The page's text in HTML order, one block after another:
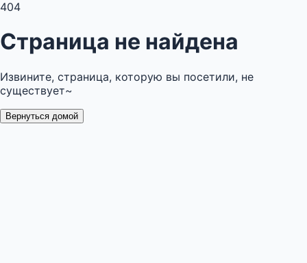
404
Страница не найдена
Извините, страница, которую вы посетили, не
существует~
Вернуться домой